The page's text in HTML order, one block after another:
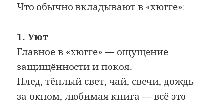
Что обычно вкладывают в «хюгге»:
1. Уют
Главное в «хюгге» — ощущение
защищённости и покоя.
Плед, тёплый свет, чай, свечи, дождь
за окном, любимая книга — всё это